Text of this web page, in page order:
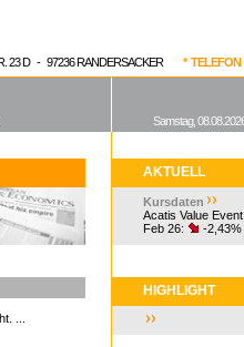
23 D - 97236 RANDERSACKER * TELEFON
...
AKTUELL
Kursdaten
Acatis Value Event
Feb 26:
-2,43%
HIGHLIGHT
Samstag,